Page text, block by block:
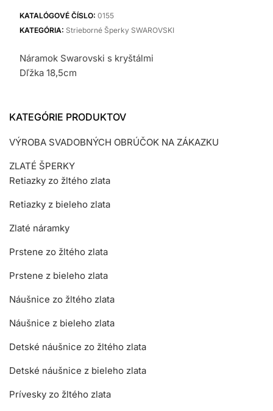
KATALÓGOVÉ ČÍSLO: 0155
KATEGÓRIA: Strieborné Šperky SWAROVSKI
Náramok Swarovski s kryštálmi
Dľžka 18,5cm
KATEGÓRIE PRODUKTOV
VÝROBA SVADOBNÝCH OBRÚČOK NA ZÁKAZKU
ZLATÉ ŠPERKY
Retiazky zo žltého zlata
Retiazky z bieleho zlata
Zlaté náramky
Prstene zo žltého zlata
Prstene z bieleho zlata
Náušnice zo žltého zlata
Náušnice z bieleho zlata
Detské náušnice zo žltého zlata
Detské náušnice z bieleho zlata
Prívesky zo žltého zlata